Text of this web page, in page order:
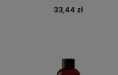
Cena
33,44 zł